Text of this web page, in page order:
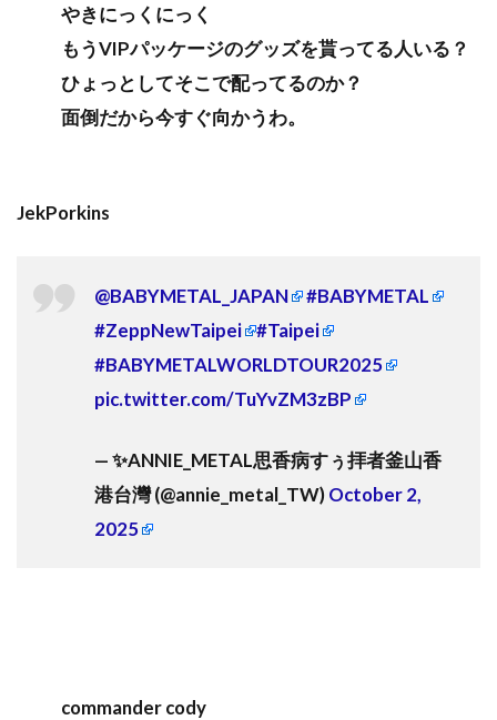
やきにっくにっく
もうVIPパッケージのグッズを貰ってる人いる？
ひょっとしてそこで配ってるのか？
面倒だから今すぐ向かうわ。
JekPorkins
@BABYMETAL_JAPAN
#BABYMETAL
#ZeppNewTaipei
#Taipei
#BABYMETALWORLDTOUR2025
pic.twitter.com/TuYvZM3zBP
— ✨ANNIE_METAL思香病すぅ拝者釜山香
港台灣 (@annie_metal_TW)October 2,
2025
commander cody